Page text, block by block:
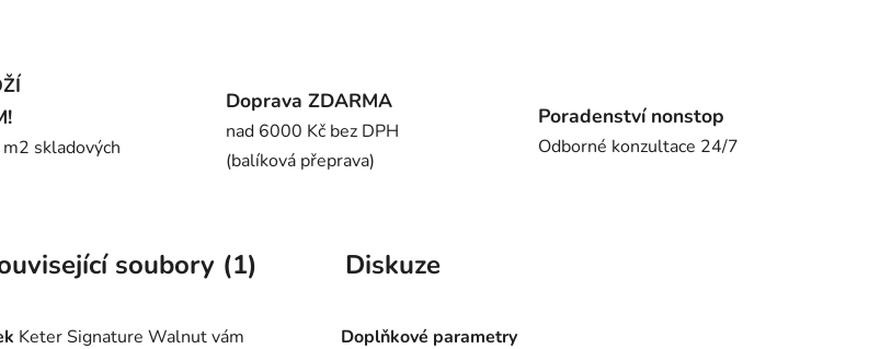
skladových
Doprava ZDARMA
nad 6000 Kč bez DPH
(balíková přeprava)
Poradenství nonstop
Odborné konzultace 24/7
soubory (1) Diskuze
Keter Signature Walnut vám
Doplňkové parametry